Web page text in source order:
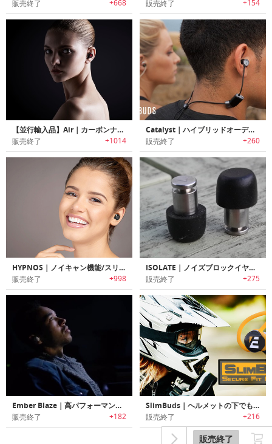
販売終了
販売終了 +668 販売終了 +154
【並行輸入品】Air｜カーボンナノチューブテクノロジー搭載ワイヤレスイヤホン「エアー」
販売終了 +1014
Catalyst｜ハイブリッドオーディオシステム搭載防水ワイヤレスイヤホン「カタリスト」
販売終了 +260
HYPNOS｜ノイキャン機能/スリープアシストモード搭載ワイヤレスイヤホン「ヒプノス」
販売終了 +998
ISOLATE｜ノイズブロックイヤープラグ「アイソレート」
販売終了 +275
Ember Blaze｜高パフォーマンス/高品質サウンド・スタイリッシュデザインのインイヤーイヤホン「「エンバーブレイズ」
販売終了 +182
SlimBuds｜ヘルメットの下でも装着可能でバイクライドに最適なハンドルバーコントローラ付きBluetoothワイヤレスイヤホン「スリムバッズ」
販売終了 +216